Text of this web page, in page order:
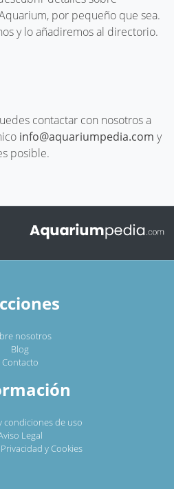
por pequeño que sea.
y lo añadiremos al directorio.
contactar con nosotros a
info@aquariumpedia.com y
posible.
nosotros
Blog
Contacto
condiciones de uso
Legal
y Cookies